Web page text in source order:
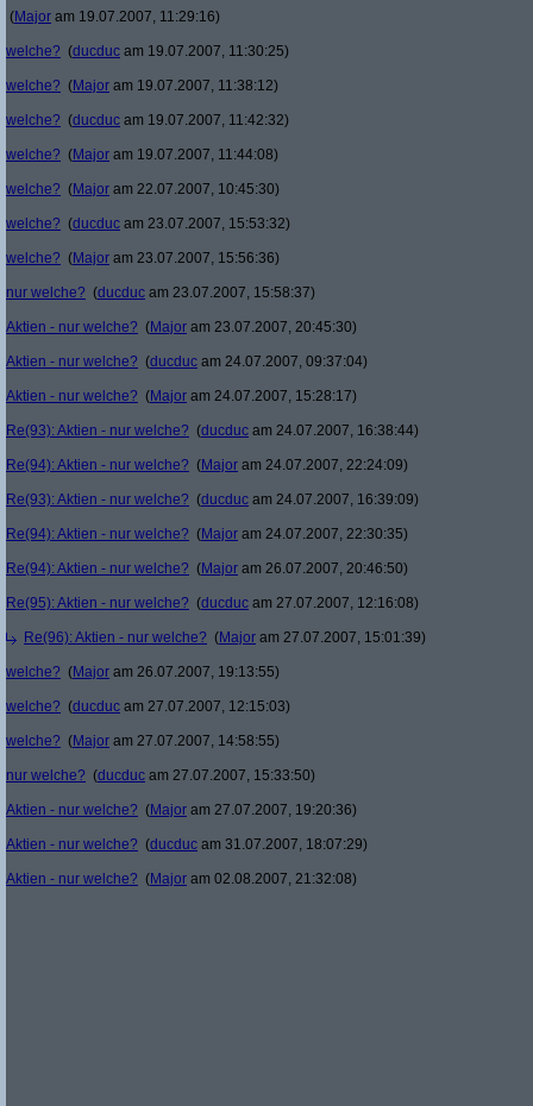
(Major am 19.07.2007, 11:29:16)
welche? (ducduc am 19.07.2007, 11:30:25)
welche? (Major am 19.07.2007, 11:38:12)
welche? (ducduc am 19.07.2007, 11:42:32)
welche? (Major am 19.07.2007, 11:44:08)
welche? (Major am 22.07.2007, 10:45:30)
welche? (ducduc am 23.07.2007, 15:53:32)
welche? (Major am 23.07.2007, 15:56:36)
nur welche? (ducduc am 23.07.2007, 15:58:37)
Aktien - nur welche? (Major am 23.07.2007, 20:45:30)
Aktien - nur welche? (ducduc am 24.07.2007, 09:37:04)
Aktien - nur welche? (Major am 24.07.2007, 15:28:17)
Re(93): Aktien - nur welche? (ducduc am 24.07.2007, 16:38:44)
Re(94): Aktien - nur welche? (Major am 24.07.2007, 22:24:09)
Re(93): Aktien - nur welche? (ducduc am 24.07.2007, 16:39:09)
Re(94): Aktien - nur welche? (Major am 24.07.2007, 22:30:35)
Re(94): Aktien - nur welche? (Major am 26.07.2007, 20:46:50)
Re(95): Aktien - nur welche? (ducduc am 27.07.2007, 12:16:08)
Re(96): Aktien - nur welche? (Major am 27.07.2007, 15:01:39)
welche? (Major am 26.07.2007, 19:13:55)
welche? (ducduc am 27.07.2007, 12:15:03)
welche? (Major am 27.07.2007, 14:58:55)
nur welche? (ducduc am 27.07.2007, 15:33:50)
Aktien - nur welche? (Major am 27.07.2007, 19:20:36)
Aktien - nur welche? (ducduc am 31.07.2007, 18:07:29)
Aktien - nur welche? (Major am 02.08.2007, 21:32:08)